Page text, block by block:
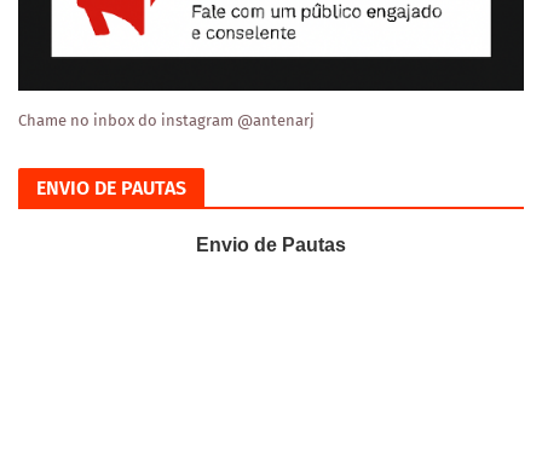
Chame no inbox do instagram @antenarj
ENVIO DE PAUTAS
Envio de Pautas